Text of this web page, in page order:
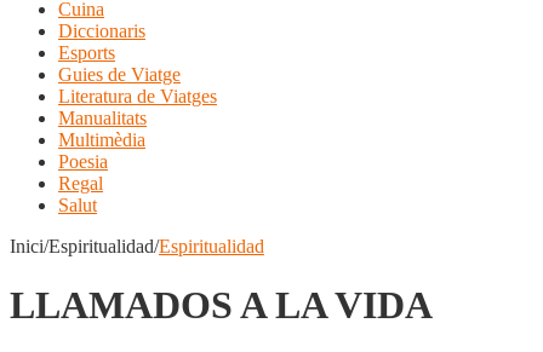
Cuina
Diccionaris
Esports
Guies de Viatge
Literatura de Viatges
Manualitats
Multimèdia
Poesia
Regal
Salut
Inici/Espiritualidad/Espiritualidad
LLAMADOS A LA VIDA